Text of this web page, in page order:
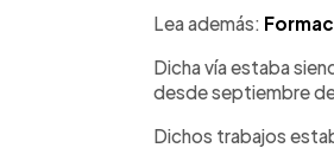
Lea además:
Dicha vía estaba
desde septiembre
Dichos trabajos